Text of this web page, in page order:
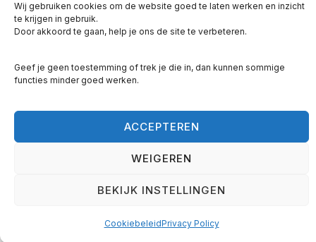
Wij gebruiken cookies om de website goed te laten werken en inzicht
te krijgen in gebruik.
Door akkoord te gaan, help je ons de site te verbeteren.
Geef je geen toestemming of trek je die in, dan kunnen sommige
functies minder goed werken.
ACCEPTEREN
WEIGEREN
BEKIJK INSTELLINGEN
CookiebeleidPrivacy Policy
Agro Businesspark 22 -6708 PW Wageningen